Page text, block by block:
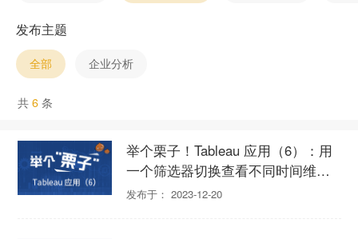
发布主题
全部 企业分析
共 6条
举个栗子！Tableau 应用（6）：用
一个筛选器切换查看不同时间维度
的数据
发布于： 2023-12-20